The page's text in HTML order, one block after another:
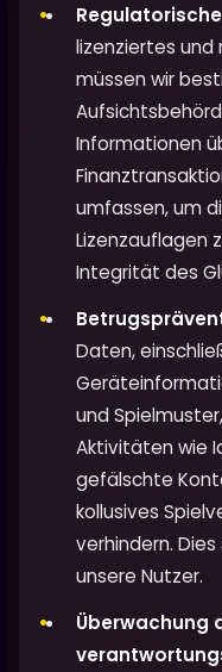
lizenziertes und
müssen wir
Informationen
umfassen, um
Lizenzauflagen
Integrität des
Daten,
und
Aktivitäten wie
gefälschte
kollusives
verhindern.
unsere Nutzer.
Überwachung